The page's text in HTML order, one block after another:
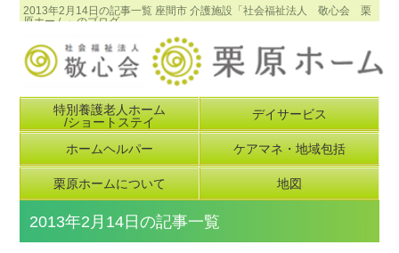
2013年2月14日の記事一覧 座間市 介護施設「社会福祉法人 敬心会 栗
原ホーム」のブログ
特別養護老人ホーム
/ショートステイ
デイサービス
ホームヘルパー ケアマネ・地域包括
栗原ホームについて 地図
2013年2月14日の記事一覧